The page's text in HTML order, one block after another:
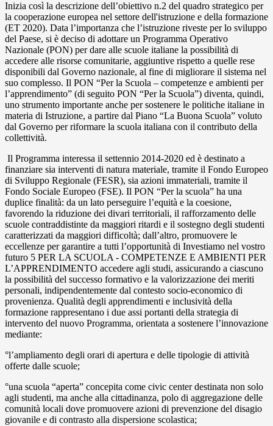
Inizia così la descrizione dell’obiettivo n.2 del quadro strategico per
la cooperazione europea nel settore dell'istruzione e della formazione
(ET 2020). Data l’importanza che l’istruzione riveste per lo sviluppo
del Paese, si è deciso di adottare un Programma Operativo
Nazionale (PON) per dare alle scuole italiane la possibilità di
accedere alle risorse comunitarie, aggiuntive rispetto a quelle rese
disponibili dal Governo nazionale, al fine di migliorare il sistema nel
suo complesso. Il PON “Per la Scuola – competenze e ambienti per
l’apprendimento” (di seguito PON “Per la Scuola”) diventa, quindi,
uno strumento importante anche per sostenere le politiche italiane in
materia di Istruzione, a partire dal Piano “La Buona Scuola” voluto
dal Governo per riformare la scuola italiana con il contributo della
collettività.
Il Programma interessa il settennio 2014-2020 ed è destinato a
finanziare sia interventi di natura materiale, tramite il Fondo Europeo
di Sviluppo Regionale (FESR), sia azioni immateriali, tramite il
Fondo Sociale Europeo (FSE). Il PON “Per la scuola” ha una
duplice finalità: da un lato perseguire l’equità e la coesione,
favorendo la riduzione dei divari territoriali, il rafforzamento delle
scuole contraddistinte da maggiori ritardi e il sostegno degli studenti
caratterizzati da maggiori difficoltà; dall’altro, promuovere le
eccellenze per garantire a tutti l’opportunità di Investiamo nel vostro
futuro 5 PER LA SCUOLA - COMPETENZE E AMBIENTI PER
L’APPRENDIMENTO accedere agli studi, assicurando a ciascuno
la possibilità del successo formativo e la valorizzazione dei meriti
personali, indipendentemente dal contesto socio-economico di
provenienza. Qualità degli apprendimenti e inclusività della
formazione rappresentano i due assi portanti della strategia di
intervento del nuovo Programma, orientata a sostenere l’innovazione
mediante:
°l’ampliamento degli orari di apertura e delle tipologie di attività
offerte dalle scuole;
°una scuola “aperta” concepita come civic center destinata non solo
agli studenti, ma anche alla cittadinanza, polo di aggregazione delle
comunità locali dove promuovere azioni di prevenzione del disagio
giovanile e di contrasto alla dispersione scolastica;